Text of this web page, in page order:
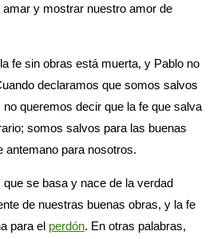
y mostrar nuestro amor de
fe sin obras está muerta, y Pablo no
declaramos que somos salvos
queremos decir que la fe que salva
somos salvos para las buenas
antemano para nosotros.
se basa y nace de la verdad
de nuestras buenas obras, y la fe
para el perdón. En otras palabras,